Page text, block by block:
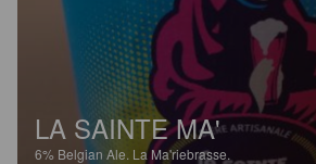
LA SAINTE MA'
6% Belgian Ale. La Ma'riebrasse.